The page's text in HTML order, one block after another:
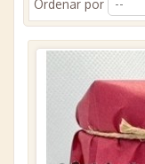
Ordenar por --